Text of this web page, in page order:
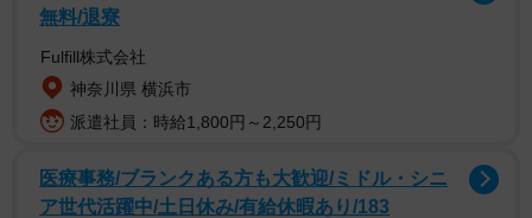
そのほか、荒井由実（松任谷由実）「卒業写真」はバラー
ドベストアルバム『A BALLAD』（2003年）、
TRF「teens」は39th シングル「Startin' / Born To Be...」
（2006年）、TM NETWORK「SEVEN DAYS WAR」は
49th シングル「crossroad」（2010年）という自身の作品
でカバーを発表している。
無料/退寮
Fulfill株式会社
神奈川県 横浜市
派遣社員：時給1,800円～2,250円
医療事務/ブランクある方も大歓迎/ミドル・シニ
ア世代活躍中/土日休み/有給休暇あり/183